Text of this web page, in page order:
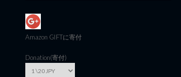
Amazon GIFTに寄付
Donation(寄付)